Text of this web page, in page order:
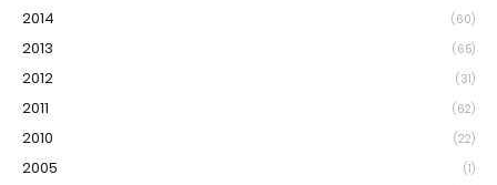
2014 (60)
2013 (65)
2012 (31)
2011 (62)
2010 (22)
2005 (1)